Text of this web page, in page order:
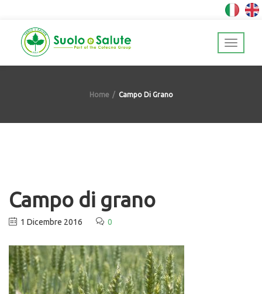
Home Campo Di Grano
Campo di grano
1 Dicembre 2016 0